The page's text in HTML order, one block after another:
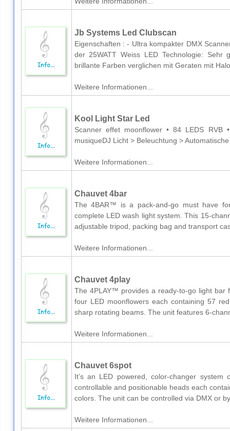
Jb Systems Led Clubscan
Eigenschaften : - Ultra kompakter DMX
der 25WATT Weiss LED Technologie: Sehr
brillante Farben verglichen mit Geraten mit
Weitere Informationen...
Kool Light Star Led
Scanner effet moonflower • 84 LEDS
musiqueDJ Licht > Beleuchtung >
Weitere Informationen...
Chauvet 4bar
The 4BAR™ is a pack-and-go must have
complete LED wash light system. This 15-
adjustable tripod, packing bag and transport
Weitere Informationen...
Chauvet 4play
The 4PLAY™ provides a ready-to-go light
four LED moonflowers each containing 57
sharp rotating beams. The unit features 6-
Weitere Informationen...
Chauvet 6spot
It’s an LED powered, color-changer
controllable and positionable heads each
colors. The unit can be controlled via DMX or
Weitere Informationen...